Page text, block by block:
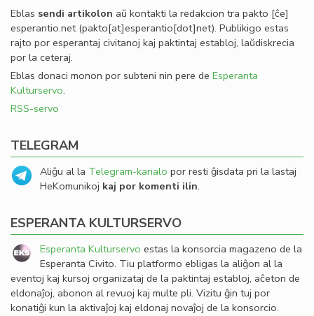
Eblas sendi artikolon aŭ kontakti la redakcion tra pakto [ĉe]
esperantio.net(pakto[at]esperantio[dot]net). Publikigo estas
rajto por esperantaj civitanoj kaj paktintaj establoj, laŭdiskrecia
por la ceteraj.
Eblas donaci monon por subteni nin pere de Esperanta
Kulturservo.
RSS-servo
TELEGRAM
Aliĝu al la Telegram-kanalo por resti ĝisdata pri la lastaj
HeKomunikoj kaj por komenti ilin.
ESPERANTA KULTURSERVO
Esperanta Kulturservo estas la konsorcia magazeno de la
Esperanta Civito. Tiu platformo ebligas la aliĝon al la
eventoj kaj kursoj organizataj de la paktintaj establoj, aĉeton de
eldonaĵoj, abonon al revuoj kaj multe pli. Vizitu ĝin tuj por
konatiĝi kun la aktivaĵoj kaj eldonaj novaĵoj de la konsorcio.